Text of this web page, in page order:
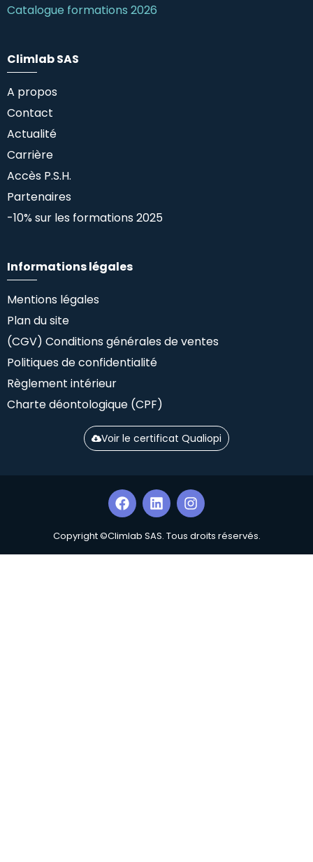
Catalogue formations 2026
Climlab SAS
A propos
Contact
Actualité
Carrière
Accès P.S.H.
Partenaires
-10% sur les formations 2025
Informations légales
Mentions légales
Plan du site
(CGV) Conditions générales de ventes
Politiques de confidentialité
Règlement intérieur
Charte déontologique (CPF)
Voir le certificat Qualiopi
Copyright ©Climlab SAS. Tous droits réservés.